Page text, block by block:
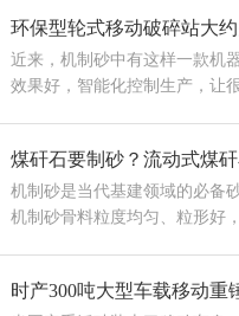
环保型轮式移动破碎站大
近来，机制砂中有这样一款机
效果好，智能化控制生产，让
煤矸石要制砂？流动式煤
机制砂是当代基建领域的必备
机制砂骨料粒度均匀、粒形好
时产300吨大型车载移动